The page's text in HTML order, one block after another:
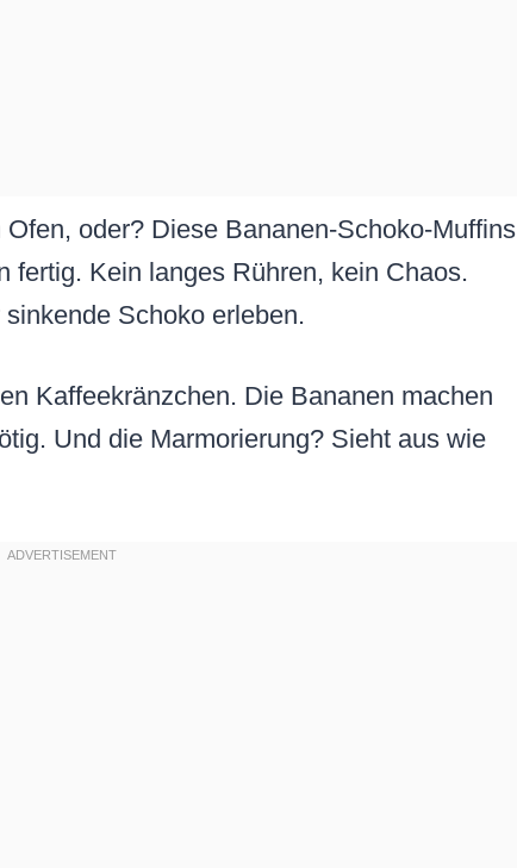
oder? Diese Bananen-Schoko-Muffins
fertig. Kein langes Rühren, kein Chaos.
Schoko erleben.
Kaffeekränzchen. Die Bananen machen
Und die Marmorierung? Sieht aus wie